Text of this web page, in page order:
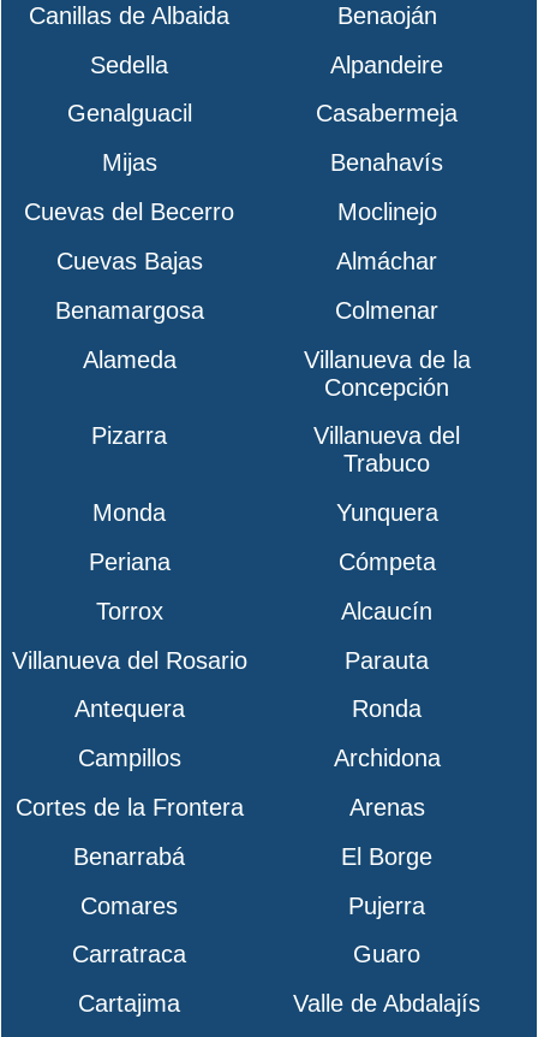
Canillas de Albaida
Benaoján
Sedella
Alpandeire
Genalguacil
Casabermeja
Mijas
Benahavís
Cuevas del Becerro
Moclinejo
Cuevas Bajas
Almáchar
Benamargosa
Colmenar
Alameda
Villanueva de la
Concepción
Pizarra
Villanueva del
Trabuco
Monda
Yunquera
Periana
Cómpeta
Torrox
Alcaucín
Villanueva del Rosario
Parauta
Antequera
Ronda
Campillos
Archidona
Cortes de la Frontera
Arenas
Benarrabá
El Borge
Comares
Pujerra
Carratraca
Guaro
Cartajima
Valle de Abdalajís